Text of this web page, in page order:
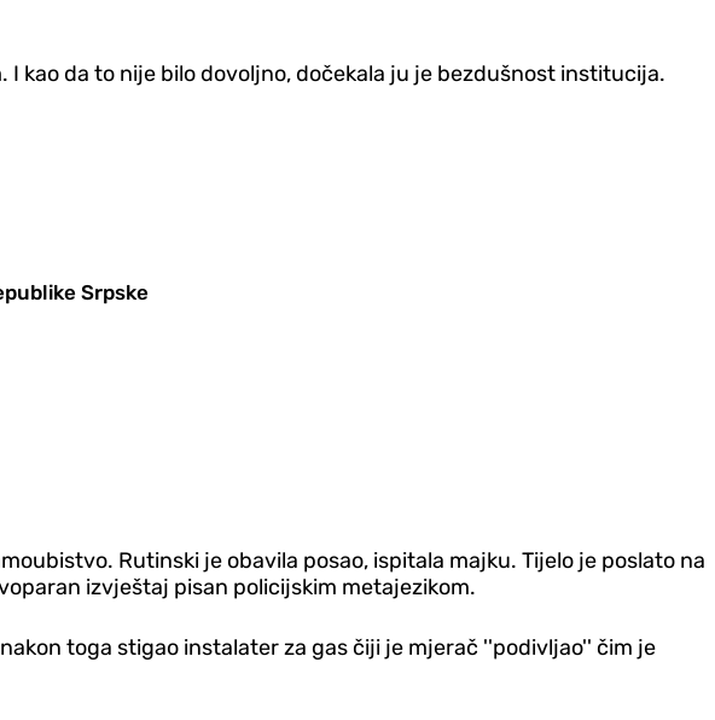
kao da to nije bilo dovoljno, dočekala ju je bezdušnost institucija.
Srpske
Rutinski je obavila posao, ispitala majku. Tijelo je poslato na
izvještaj pisan policijskim metajezikom.
toga stigao instalater za gas čiji je mjerač ''podivljao'' čim je